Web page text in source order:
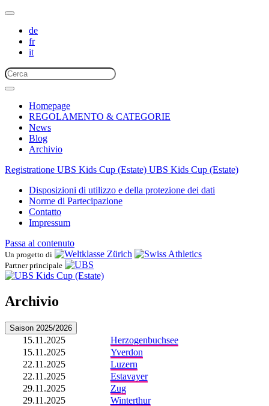
de
fr
it
Homepage
REGOLAMENTO & CATEGORIE
News
Blog
Archivio
Registratione UBS Kids Cup (Estate) UBS Kids Cup (Estate)
Disposizioni di utilizzo e della protezione dei dati
Norme di Partecipazione
Contatto
Impressum
Passa al contenuto
Un progetto di
Partner principale
Archivio
Saison 2025/2026
15.11.2025
Herzogenbuchsee
15.11.2025
Yverdon
22.11.2025
Luzern
22.11.2025
Estavayer
29.11.2025
Zug
29.11.2025
Winterthur